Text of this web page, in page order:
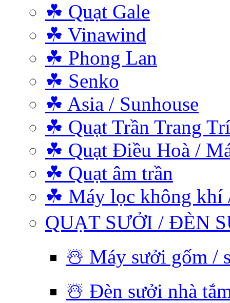
☘ Quạt Gale
☘ Vinawind
☘ Phong Lan
☘ Senko
☘ Asia / Sunhouse
☘ Quạt Trần Trang Trí
☘ Quạt Điều Hoà /
☘ Quạt âm trần
☘ Máy lọc không khí
QUẠT SƯỞI / ĐÈN
☃️ Máy sưởi gốm /
☃️ Đèn sưởi nhà